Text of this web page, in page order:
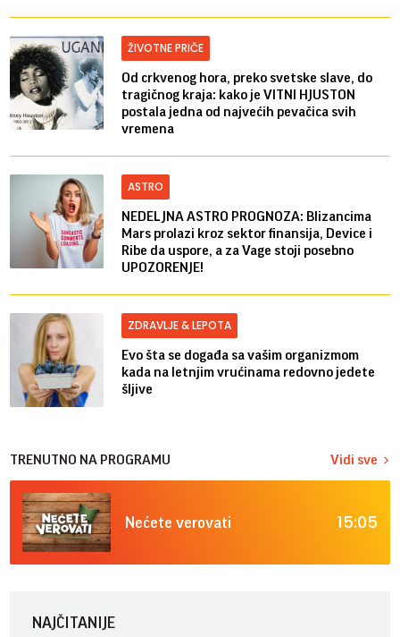
ŽIVOTNE PRIČE
Od crkvenog hora, preko svetske slave, do
tragičnog kraja: kako je VITNI HJUSTON
postala jedna od najvećih pevačica svih
vremena
ASTRO
NEDELJNA ASTRO PROGNOZA: Blizancima
Mars prolazi kroz sektor finansija, Device i
Ribe da uspore, a za Vage stoji posebno
UPOZORENJE!
ZDRAVLJE & LEPOTA
Evo šta se događa sa vašim organizmom
kada na letnjim vrućinama redovno jedete
šljive
TRENUTNO NA PROGRAMU Vidi sve
Nećete verovati 15:05
NAJČITANIJE